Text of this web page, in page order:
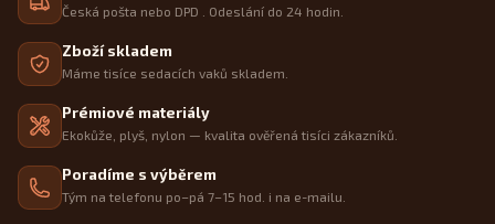
Česká pošta nebo DPD . Odeslání do 24 hodin.
Zboží skladem
Máme tisíce sedacích vaků skladem.
Prémiové materiály
Ekokůže, plyš, nylon — kvalita ověřená tisíci zákazníků.
Poradíme s výběrem
Tým na telefonu po–pá 7–15 hod. i na e-mailu.